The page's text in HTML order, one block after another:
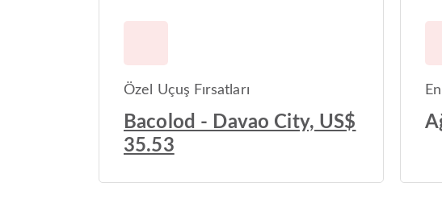
Özel Uçuş Fırsatları
Bacolod - Davao City, US$
35.53